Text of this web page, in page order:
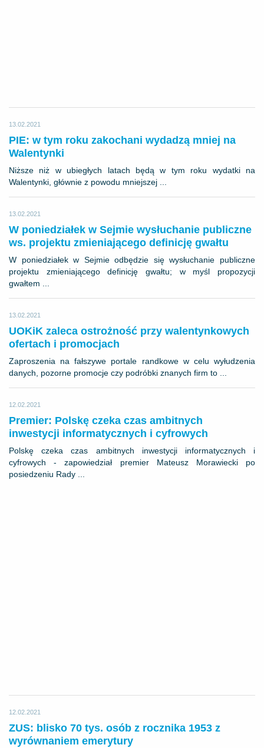
13.02.2021
PIE: w tym roku zakochani wydadzą mniej na
Walentynki
Niższe niż w ubiegłych latach będą w tym roku wydatki na
Walentynki, głównie z powodu mniejszej ...
13.02.2021
W poniedziałek w Sejmie wysłuchanie publiczne
ws. projektu zmieniającego definicję gwałtu
W poniedziałek w Sejmie odbędzie się wysłuchanie publiczne
projektu zmieniającego definicję gwałtu; w myśl propozycji
gwałtem ...
13.02.2021
UOKiK zaleca ostrożność przy walentynkowych
ofertach i promocjach
Zaproszenia na fałszywe portale randkowe w celu wyłudzenia
danych, pozorne promocje czy podróbki znanych firm to ...
12.02.2021
Premier: Polskę czeka czas ambitnych
inwestycji informatycznych i cyfrowych
Polskę czeka czas ambitnych inwestycji informatycznych i
cyfrowych - zapowiedział premier Mateusz Morawiecki po
posiedzeniu Rady ...
12.02.2021
ZUS: blisko 70 tys. osób z rocznika 1953 z
wyrównaniem emerytury